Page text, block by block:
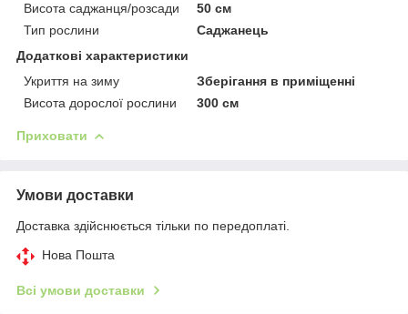
Висота саджанця/розсади
50 см
Тип рослини
Саджанець
Додаткові характеристики
Укриття на зиму
Зберігання в приміщенні
Висота дорослої рослини
300 см
Приховати
Умови доставки
Доставка здійснюється тільки по передоплаті.
Нова Пошта
Всі умови доставки